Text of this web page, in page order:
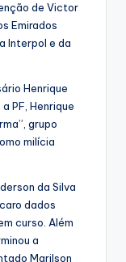
de Victor
Emirados
Interpol e da
Henrique
PF, Henrique
grupo
milícia
da Silva
dados
curso. Além
a
Marilson